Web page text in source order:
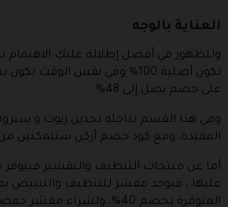
العناية بالوجه
وللظهور في أفضل إطلالة عليكِ الاهتمام
تكون أصلية 100% وفي نفس
على خصم يصل إلى 48%.
وفي هذا القسم بداخله تجدين زيوت و
المفيدة، ومع كود خصم أركن ستتمكنين من
أما عن منتجات التنظيف والتقشير